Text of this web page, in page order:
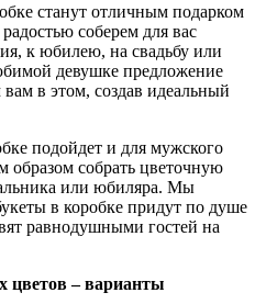
станут отличным подарком
соберем для вас
к юбилею, на свадьбу или
девушке предложение
в этом, создав идеальный
подойдет и для мужского
собрать цветочную
или юбиляра. Мы
в коробке придут по душе
равнодушными гостей на
цветов – варианты